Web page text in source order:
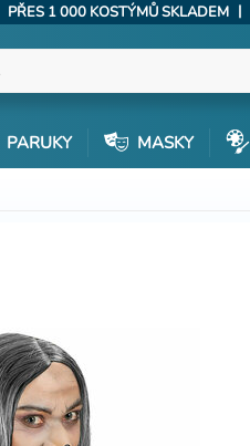
PŘES 1 000 KOSTÝMŮ SKLADEM |
PARUKY MASKY